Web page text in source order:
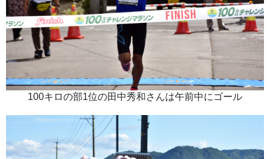
100キロの部1位の田中秀和さんは午前中にゴール